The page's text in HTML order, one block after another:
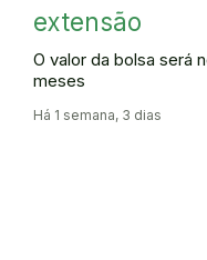
extensão
O valor da bolsa será
meses
Há 1 semana, 3 dias